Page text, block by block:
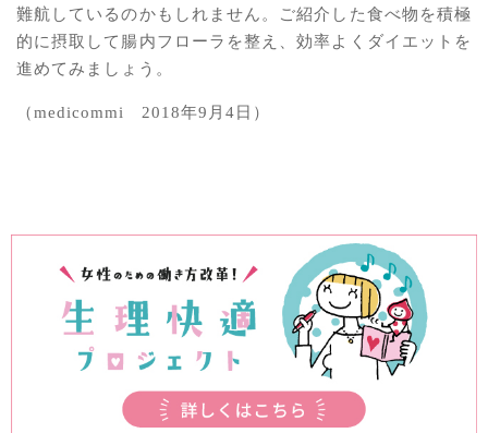
難航しているのかもしれません。ご紹介した食べ物を積極
的に摂取して腸内フローラを整え、効率よくダイエットを
進めてみましょう。
（medicommi 2018年9月4日）